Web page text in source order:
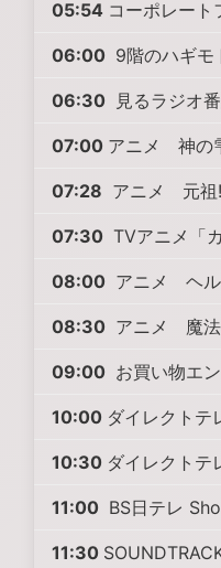
05:54 コーポレート
06:00 9階のハギ
06:30 見るラジオ
07:00 アニメ 神の
07:28 アニメ 元祖
07:30 TVアニメ「
08:00 アニメ ヘル
08:30 アニメ 魔法
09:00 お買い物エ
10:00 ダイレクトテ
10:30 ダイレクトテ
11:00 BS日テレ
11:30